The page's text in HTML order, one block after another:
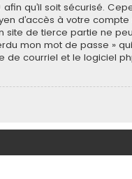
qu’il soit sécurisé.
d’accès à votre
site de tierce partie ne
mon mot de passe »
courriel et le logiciel